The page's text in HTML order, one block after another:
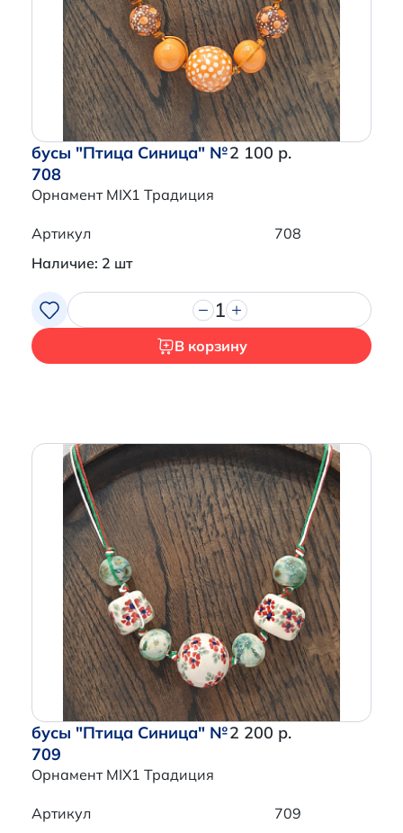
бусы "Птица Синица" №
708
Орнамент MIX1 Традиция
2 100 р.
Артикул
708
Наличие: 2 шт
1
В корзину
бусы "Птица Синица" №
709
Орнамент MIX1 Традиция
2 200 р.
Артикул
709